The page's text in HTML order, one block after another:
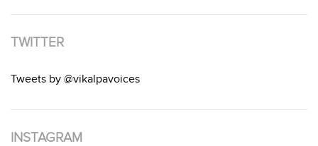
TWITTER
Tweets by @vikalpavoices
INSTAGRAM